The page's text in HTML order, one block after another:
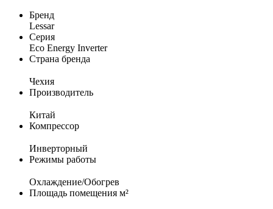
Бренд
Lessar
Серия
Eco Energy Inverter
Страна бренда
Чеxия
Производитель
Китай
Компрессор
Инверторный
Режимы работы
Охлаждение/Обогрев
Площадь помещения м²